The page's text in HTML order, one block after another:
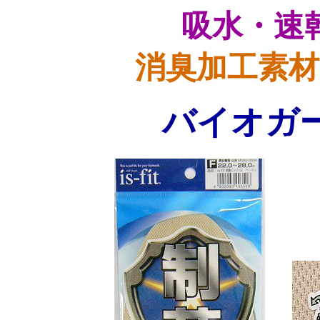
吸水・速
消臭加工素
バイオガ